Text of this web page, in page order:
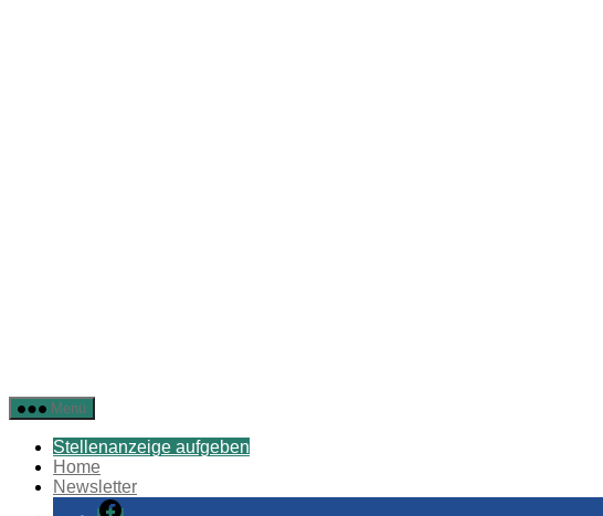
Stellenangebote
Öffentlicher
Dienst
Menü
Stellenanzeige aufgeben
Home
Newsletter
Facebook